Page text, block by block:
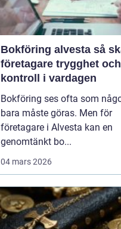
Bokföring alvesta så skapar
företagare trygghet och
kontroll i vardagen
Bokföring ses ofta som
bara måste göras. Men för
företagare i Alvesta kan en
genomtänkt bo...
04 mars 2026